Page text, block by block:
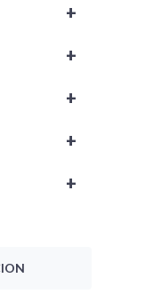
+
+
+
+
+